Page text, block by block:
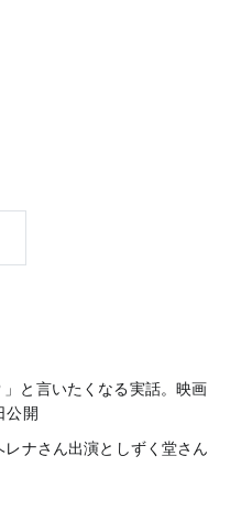
」と言いたくなる実話。映画
公開
ナさん出演としずく堂さん